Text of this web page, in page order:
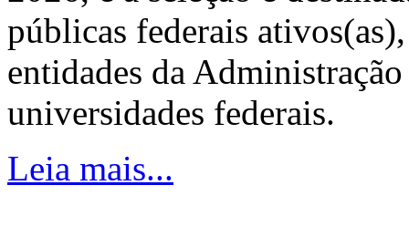
públicas federais
entidades da
universidades federais.
Leia mais...